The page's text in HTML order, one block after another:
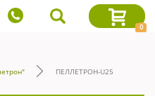
0
ПЕЛЛЕТРОН-U25